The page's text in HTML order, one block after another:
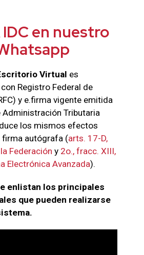
IDC en nuestro
Virtual es
Registro Federal de
y e.firma vigente emitida
Administración Tributaria
los mismos efectos
firma autógrafa (arts. 17-D,
Federación y 2o., fracc. XIII,
Electrónica Avanzada).
enlistan los principales
que pueden realizarse